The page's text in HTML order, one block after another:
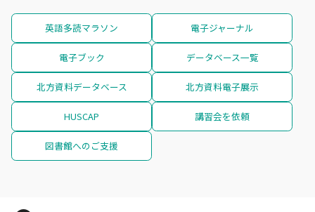
英語多読マラソン 電子ジャーナル
電子ブック データベース一覧
北方資料データベース 北方資料電子展示
HUSCAP 講習会を依頼
図書館へのご支援